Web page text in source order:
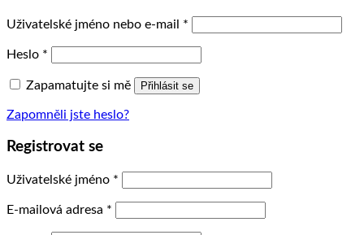
Uživatelské jméno nebo e-mail *
Heslo *
Zapamatujte si mě Přihlásit se
Zapomněli jste heslo?
Registrovat se
Uživatelské jméno *
E-mailová adresa *